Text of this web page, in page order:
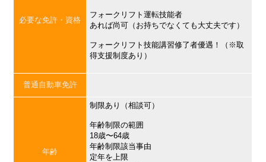
必要な免許・資格
フォークリフト運転技能者
あれば尚可（お持ちでなくても大丈夫です）
フォークリフト技能講習修了者優遇！（※取
得支援制度あり）
普通自動車免許
年齢
制限あり（相談可）
年齢制限の範囲
18歳〜64歳
年齢制限該当事由
定年を上限